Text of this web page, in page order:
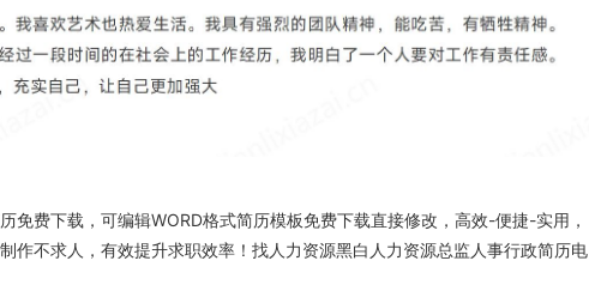
免费下载 ，可编辑WORD格式简历模板免费下载直接修改，高效-便捷-实用，
作不求人，有效提升求职效率！找人力资源黑白人力资源总监人事行政简历电